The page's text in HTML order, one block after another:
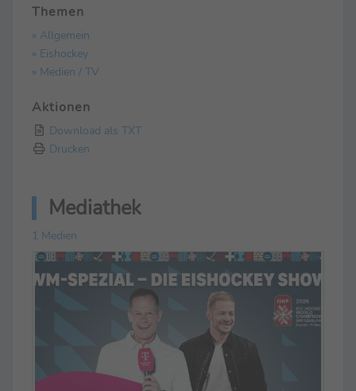
Themen
» Allgemein
» Eishockey
» Medien / TV
Aktionen
Download als TXT
Drucken
Mediathek
1 Medien